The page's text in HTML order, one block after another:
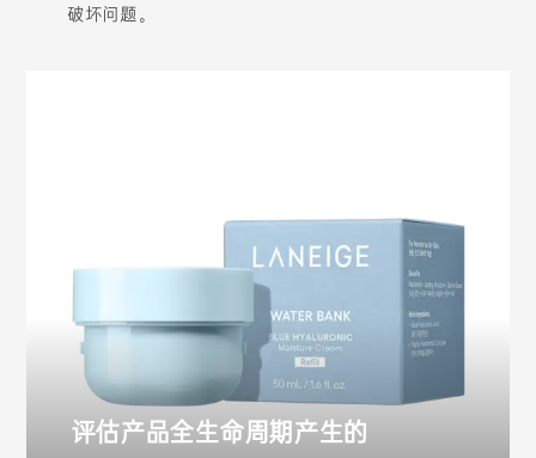
破坏问题。
评估产品全生命周期产生的